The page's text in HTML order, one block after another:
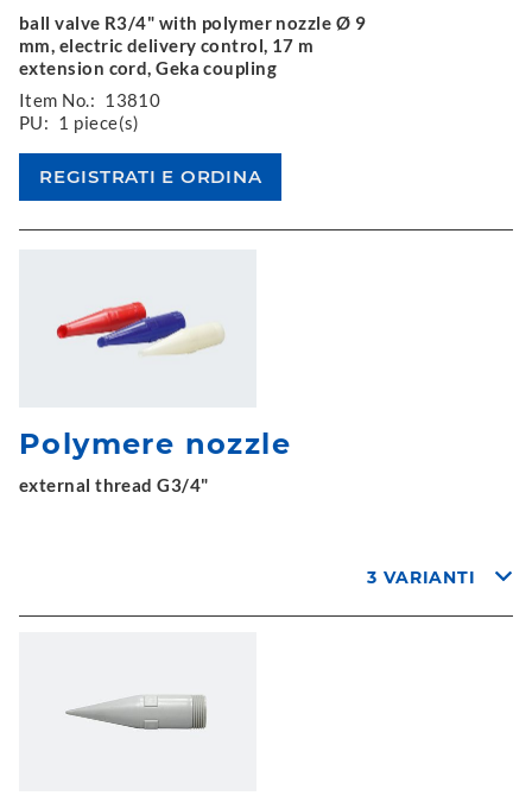
ball valve R3/4" with polymer nozzle Ø 9
mm, electric delivery control, 17 m
extension cord, Geka coupling
Item No.: 13810
PU: 1 piece(s)
Polymere nozzle
external thread G3/4"
3 VARIANTI